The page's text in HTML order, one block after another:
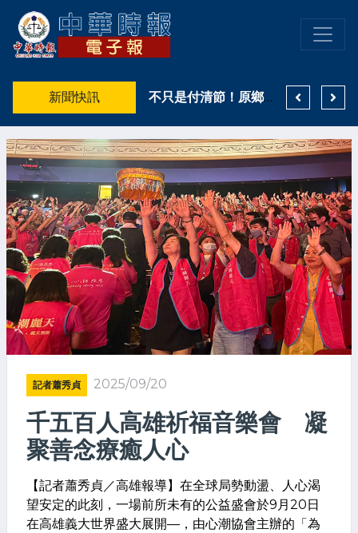
新聞快訊 不只是付清節！原鄉天籟致敬「警界鐵漢」！高市警少年隊融了波麗士爸爸的心
記者蕭秀貞 2025/09/20
千五百人高雄祈福音樂會 凝
聚善念療癒人心
【記者蕭秀貞／高雄報導】在全球局勢動盪、人心渴
望安定的此刻，一場前所未有的公益盛會於9月20日
在高雄義大世界盛大展開—，由心潮協會主辦的「為